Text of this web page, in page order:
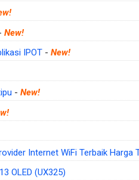
New!
IPOT- New!
- New!
Internet WiFi Terbaik Harga
OLED (UX325)